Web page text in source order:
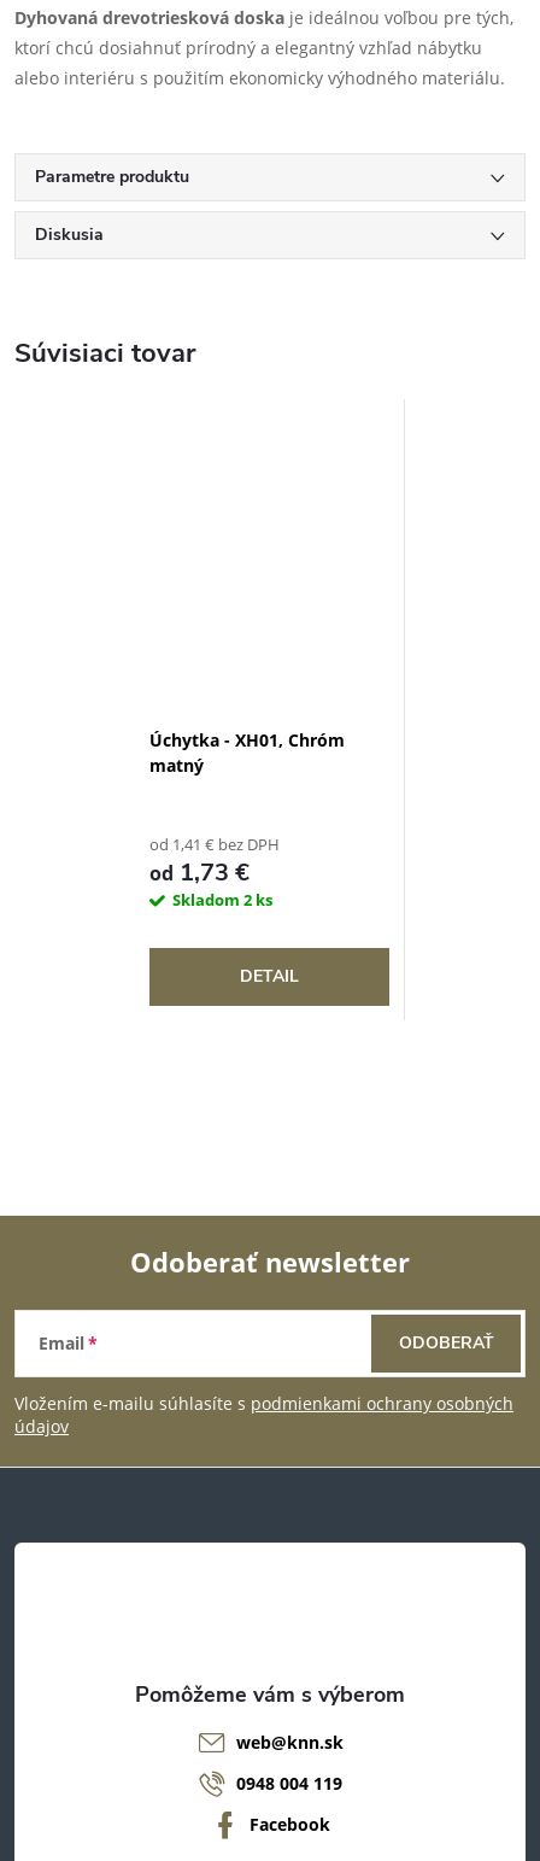
Dyhovaná drevotriesková doska je ideálnou voľbou pre tých,
ktorí chcú dosiahnuť prírodný a elegantný vzhľad nábytku
alebo interiéru s použitím ekonomicky výhodného materiálu.
Parametre produktu
Diskusia
Súvisiaci tovar
Úchytka - XH01, Chróm
matný
od 1,41 € bez DPH
od 1,73 €
Skladom 2 ks
DETAIL
Z
á
p
t
Odoberať newsletter
Email
Vložením e-mailu súhlasíte s podmienkami ochrany osobných
údajov
ODOBERAŤ
web@knn.sk
0948 004 119
Facebook